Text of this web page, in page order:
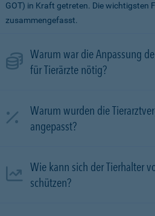
GOT) in Kraft getreten. Die wichtigsten
zusammengefasst.
Warum war die Anpassung
für Tierärzte nötig?
Warum wurden die
angepasst?
Wie kann sich der Tierhalter
schützen?